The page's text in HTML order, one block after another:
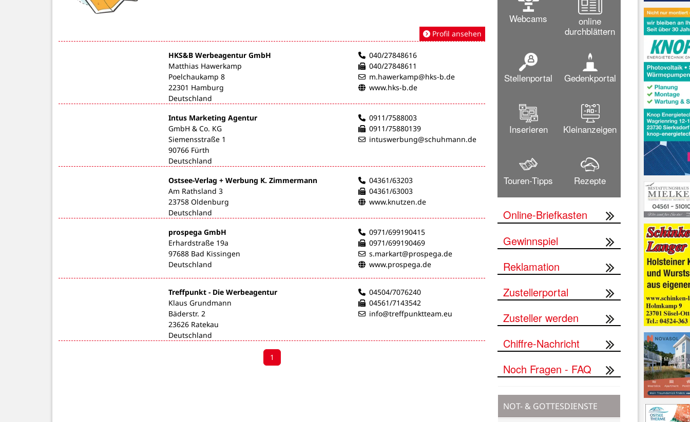
Profil ansehen
HKS&B Werbeagentur GmbH
Matthias Hawerkamp
Poelchaukamp 8
22301 Hamburg
Deutschland
040/27848616
040/27848611
m.hawerkamp@hks-b.de
www.hks-b.de
Intus Marketing Agentur
GmbH & Co. KG
Siemensstraße 1
90766 Fürth
Deutschland
0911/7588003
0911/75880139
intuswerbung@schuhmann.de
Ostsee-Verlag + Werbung K. Zimmermann
Am Rathsland 3
23758 Oldenburg
Deutschland
04361/63203
04361/63003
www.knutzen.de
prospega GmbH
Erhardstraße 19a
97688 Bad Kissingen
Deutschland
0971/699190415
0971/699190469
s.markart@prospega.de
www.prospega.de
Treffpunkt - Die Werbeagentur
Klaus Grundmann
Bäderstr. 2
23626 Ratekau
Deutschland
04504/7076240
04561/7143542
info@treffpunktteam.eu
1
Webcams
online
durchblättern
Stellenportal Gedenkportal
Inserieren Kleinanzeigen
Touren-Tipps Rezepte
Online-Briefkasten
Gewinnspiel
Reklamation
Zustellerportal
Zusteller werden
Chiffre-Nachricht
Noch Fragen - FAQ
NOT- & GOTTESDIENSTE